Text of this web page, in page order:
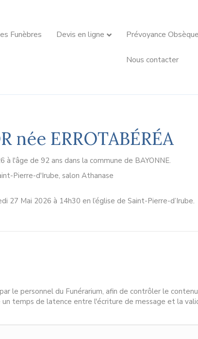
Funèbres Devis en ligne Prévoyance
Nous contacter
née ERROTABÉRÉA
l'âge de 92 ans dans la commune de BAYONNE.
Pierre-d'Irube, salon Athanase
27 Mai 2026 à 14h30 en l’église de Saint-Pierre-d’Irube.
le personnel du Funérarium, afin de contrôler le
temps de latence entre l'écriture de message et la